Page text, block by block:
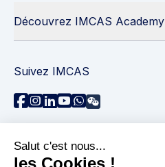
Découvrez IMCAS Academy
Suivez IMCAS
Besoin d'aide ?